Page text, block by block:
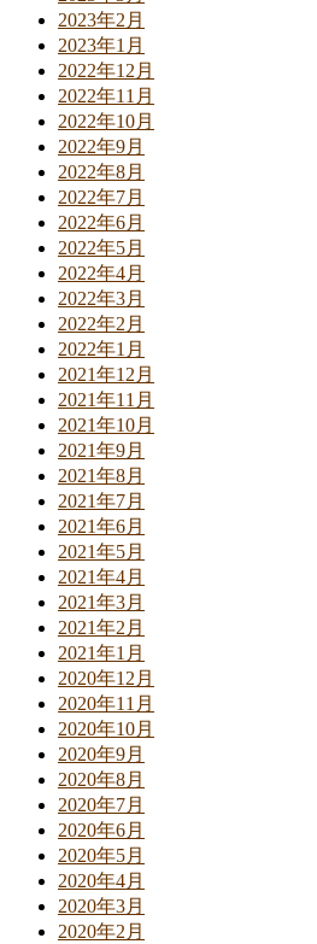
2023年2月
2023年1月
2022年12月
2022年11月
2022年10月
2022年9月
2022年8月
2022年7月
2022年6月
2022年5月
2022年4月
2022年3月
2022年2月
2022年1月
2021年12月
2021年11月
2021年10月
2021年9月
2021年8月
2021年7月
2021年6月
2021年5月
2021年4月
2021年3月
2021年2月
2021年1月
2020年12月
2020年11月
2020年10月
2020年9月
2020年8月
2020年7月
2020年6月
2020年5月
2020年4月
2020年3月
2020年2月